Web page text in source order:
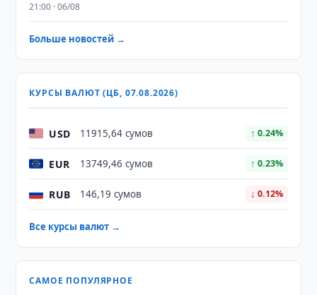
21:00 · 06/08
Больше новостей →
КУРСЫ ВАЛЮТ (ЦБ, 07.08.2026)
USD 11915,64 сумов ↑ 0.24%
EUR 13749,46 сумов ↑ 0.23%
RUB 146,19 сумов ↓ 0.12%
Все курсы валют →
САМОЕ ПОПУЛЯРНОЕ